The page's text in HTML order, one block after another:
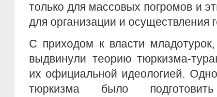
только для массовых погромов и
для организации и осуществления
С приходом к власти
выдвинули теорию тюркизма-
их официальной идеологией.
тюркизма было